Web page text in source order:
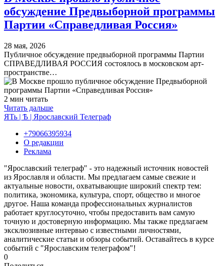
обсуждение Предвыборной программы
Партии «Справедливая Россия»
28 мая, 2026
Публичное обсуждение предвыборной программы Партии
СПРАВЕДЛИВАЯ РОССИЯ состоялось в московском арт-
пространстве…
2 мин читать
Читать дальше
ЯТь | Ѣ | Ярославский Телеграф
+79066395934
О редакции
Реклама
"Ярославский телеграф" - это надежный источник новостей
из Ярославля и области. Мы предлагаем самые свежие и
актуальные новости, охватывающие широкий спектр тем:
политика, экономика, культура, спорт, общество и многое
другое. Наша команда профессиональных журналистов
работает круглосуточно, чтобы предоставить вам самую
точную и достоверную информацию. Мы также предлагаем
эксклюзивные интервью с известными личностями,
аналитические статьи и обзоры событий. Оставайтесь в курсе
событий с "Ярославским телеграфом"!
0